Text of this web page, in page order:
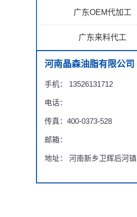
广东OEM代加工
广东来料代工
河南晶森油脂有限公司
手机： 13526131712
电话：
传真：400-0373-528
邮箱：
地址： 河南新乡卫辉后河镇